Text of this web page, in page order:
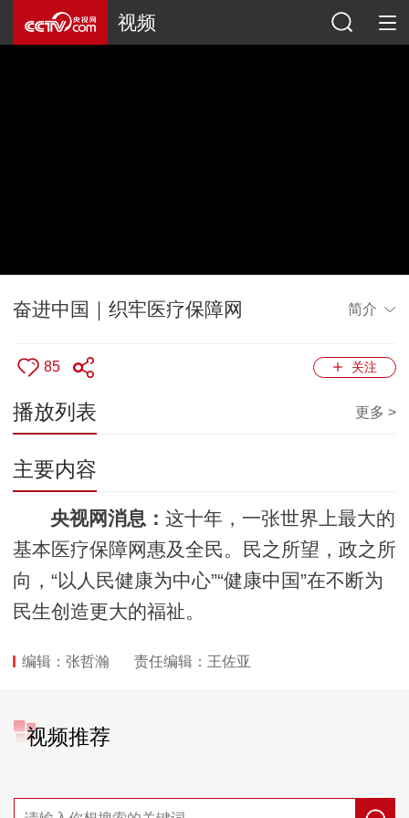
视频
奋进中国｜织牢医疗保障网 简介
85 关注
播放列表 更多 >
主要内容
央视网消息： 这十年，一张世界上最大的
基本医疗保障网惠及全民。民之所望，政之所
向，“以人民健康为中心”“健康中国”在不断为
民生创造更大的福祉。
编辑：张哲瀚 责任编辑：王佐亚
视频推荐